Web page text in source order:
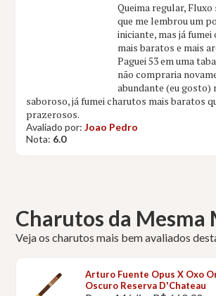
Queima regular,
que me lembrou um
iniciante, mas já
mais baratos e mais
Paguei 53 em uma
não compraria
abundante (eu gosto)
saboroso, já fumei charutos mais baratos
prazerosos.
Avaliado por:Joao Pedro
Nota: 6.0
Charutos da Mesma
Veja os charutos mais bem avaliados
Arturo Fuente Opus X Oxo
Oscuro Reserva D'Chateau